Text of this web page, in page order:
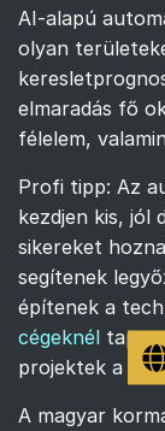
AI-alapú
olyan
elmaradás fő
félelem,
Profi tipp: Az
kezdjen kis, jól
sikereket
segítenek
építenek a
cégeknél
projektek a
A magyar